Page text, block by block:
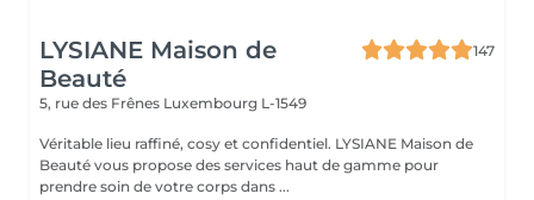
LYSIANE Maison de
Beauté
147
5, rue des Frênes Luxembourg L-1549
Véritable lieu raffiné, cosy et confidentiel. LYSIANE Maison de
Beauté vous propose des services haut de gamme pour
prendre soin de votre corps dans ...